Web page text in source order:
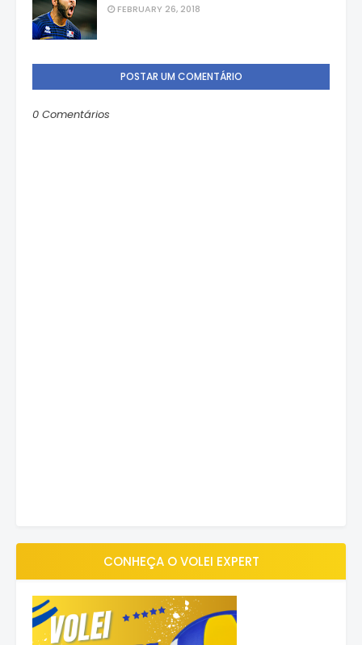
FEBRUARY 26, 2018
POSTAR UM COMENTÁRIO
0 Comentários
CONHEÇA O VOLEI EXPERT